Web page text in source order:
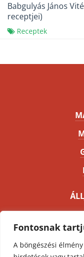
Fontosnak
A böngészési
Babgulyás János
receptjei)
Receptek